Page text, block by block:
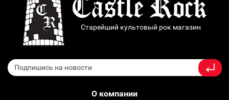
Старейший культовый рок магазин
О компании